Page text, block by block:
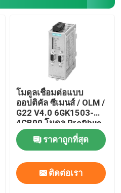
ความถี่ตัวแปร
า
โมดูลเชื่อมต่อแบบ
ออปติคัล ซีเมนส์ / OLM /
G22 V4.0 6GK1503-
4CB00 โมดูล Profibus
ราคาถูกที่สุด
ติดต่อเรา